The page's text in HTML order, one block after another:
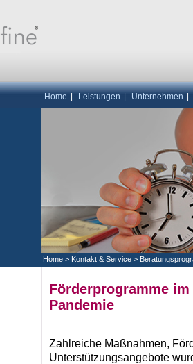
Home Leistungen Unternehmen
Home > Kontakt & Service >
Förderprogramme
Pandemie
Zahlreiche Maßnahmen,
Unterstützungsangebote